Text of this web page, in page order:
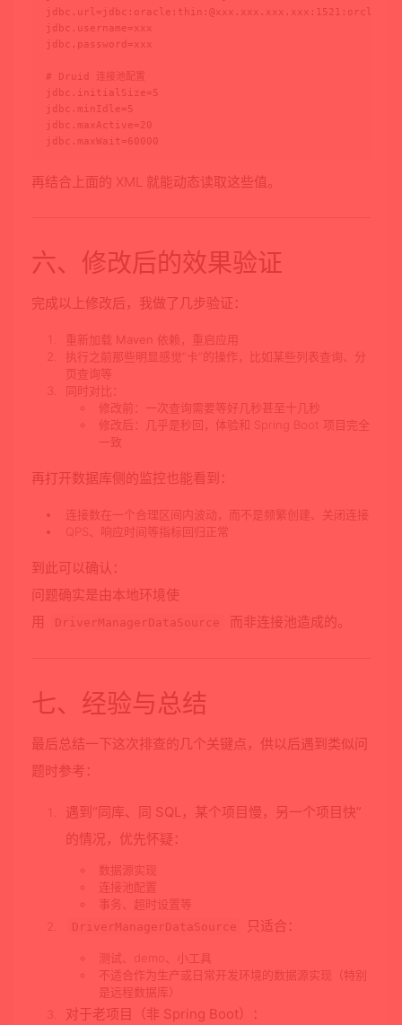
jdbc.url=jdbc:oracle:thin:@xxx.xxx.xxx.xxx:1521:orcl
jdbc.username=xxx
jdbc.password=xxx
# Druid 连接池配置
jdbc.initialSize=5
jdbc.minIdle=5
jdbc.maxActive=20
jdbc.maxWait=60000
再结合上面的 XML 就能动态读取这些值。
六、修改后的效果验证
完成以上修改后，我做了几步验证：
重新加载 Maven 依赖，重启应用
执行之前那些明显感觉“卡”的操作，比如某些列表查询、分
页查询等
同时对比：
修改前：一次查询需要等好几秒甚至十几秒
修改后：几乎是秒回，体验和 Spring Boot 项目完全
一致
再打开数据库侧的监控也能看到：
连接数在一个合理区间内波动，而不是频繁创建、关闭连接
QPS、响应时间等指标回归正常
到此可以确认：
问题确实是由本地环境使
用
DriverManagerDataSource 而非连接池造成的。
七、经验与总结
最后总结一下这次排查的几个关键点，供以后遇到类似问
题时参考：
遇到“同库、同 SQL，某个项目慢，另一个项目快”
的情况，优先怀疑：
数据源实现
连接池配置
事务、超时设置等
DriverManagerDataSource 只适合：
测试、demo、小工具
不适合作为生产或日常开发环境的数据源实现（特别
是远程数据库）
对于老项目（非 Spring Boot） ：